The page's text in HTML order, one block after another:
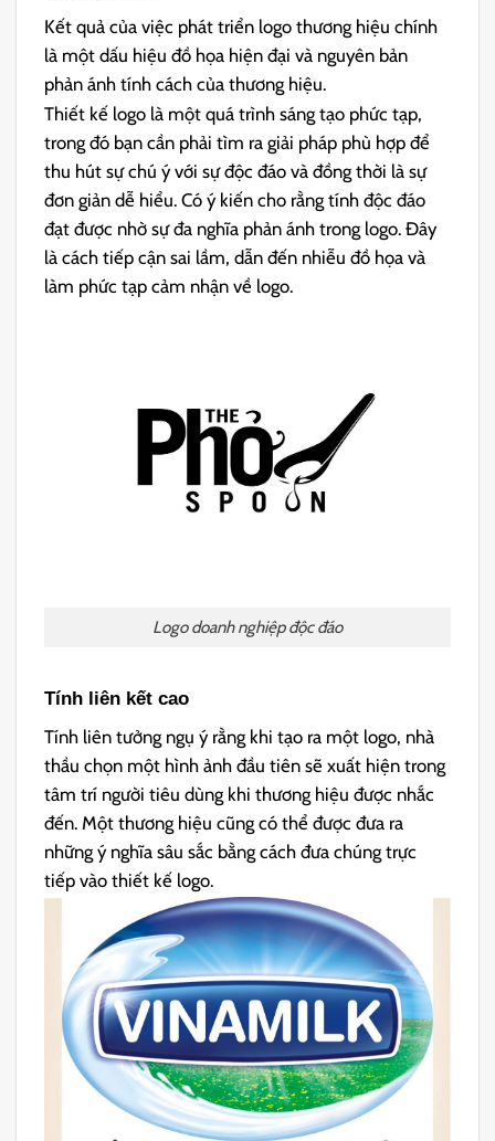
Kết quả của việc phát triển logo thương hiệu chính
là một dấu hiệu đồ họa hiện đại và nguyên bản
phản ánh tính cách của thương hiệu.
Thiết kế logo là một quá trình sáng tạo phức tạp,
trong đó bạn cần phải tìm ra giải pháp phù hợp để
thu hút sự chú ý với sự độc đáo và đồng thời là sự
đơn giản dễ hiểu. Có ý kiến ​​cho rằng tính độc đáo
đạt được nhờ sự đa nghĩa phản ánh trong logo. Đây
là cách tiếp cận sai lầm, dẫn đến nhiễu đồ họa và
làm phức tạp cảm nhận về logo.
Logo doanh nghiệp độc đáo
Tính liên kết cao
Tính liên tưởng ngụ ý rằng khi tạo ra một logo, nhà
thầu chọn một hình ảnh đầu tiên sẽ xuất hiện trong
tâm trí người tiêu dùng khi thương hiệu được nhắc
đến. Một thương hiệu cũng có thể được đưa ra
những ý nghĩa sâu sắc bằng cách đưa chúng trực
tiếp vào thiết kế logo.